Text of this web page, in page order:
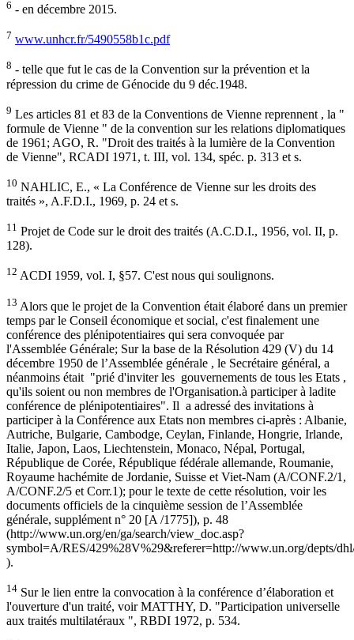
6 - en décembre 2015.
7 www.unhcr.fr/5490558b1c.pdf
8 - telle que fut le cas de la Convention sur la prévention et la
répression du crime de Génocide du 9 déc.1948.
9 Les articles 81 et 83 de la Conventions de Vienne reprennent , la "
formule de Vienne " de la convention sur les relations diplomatiques
de 1961; AGO, R. "Droit des traités à la lumière de la Convention
de Vienne", RCADI 1971, t. III, vol. 134, spéc. p. 313 et s.
10 NAHLIC, E., « La Conférence de Vienne sur les droits des
traités », A.F.D.I., 1969, p. 24 et s.
11 Projet de Code sur le droit des traités (A.C.D.I., 1956, vol. II, p.
128).
12 ACDI 1959, vol. I, §57. C'est nous qui soulignons.
13 Alors que le projet de la Convention était élaboré dans un premier
temps par le Conseil économique et social, c'est finalement une
conférence des plénipotentiaires qui sera convoquée par
l'Assemblée Générale; Sur la base de la Résolution 429 (V) du 14
décembre 1950 de l’Assemblée générale , le Secrétaire général, a
néanmoins était "prié d'inviter les gouvernements de tous les Etats ,
qu'ils soient ou non membres de l'Organisation.à participer à ladite
conférence de plénipotentiaires". Il a adressé des invitations à
participer à la Conférence aux Etats non membres ci-après : Albanie,
Autriche, Bulgarie, Cambodge, Ceylan, Finlande, Hongrie, Irlande,
Italie, Japon, Laos, Liechtenstein, Monaco, Népal, Portugal,
République de Corée, République fédérale allemande, Roumanie,
Royaume hachémite de Jordanie, Suisse et Viet-Nam (A/CONF.2/1,
A/CONF.2/5 et Corr.1); pour le texte de cette résolution, voir les
documents officiels de la cinquième session de l’Assemblée
générale, supplément n° 20 [A /1775]), p. 48
(http://www.un.org/en/ga/search/view_doc.asp?
symbol=A/RES/429%28V%29&referer=http://www.un.org/depts/
).
14 Sur le lien entre la convocation à la conférence d’élaboration et
l'ouverture d'un traité, voir MATTHY, D. "Participation universelle
aux traités multilatéraux ", RBDI 1972, p. 534.